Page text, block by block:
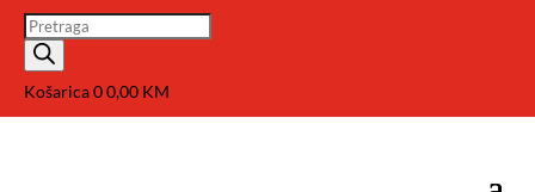
Pretraga
Košarica00,00 KM